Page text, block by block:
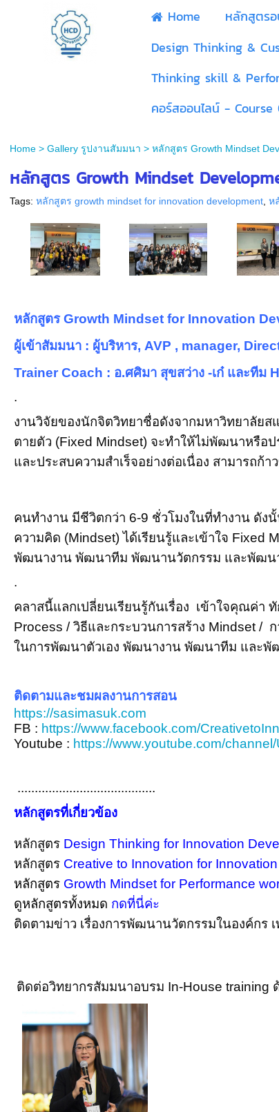
Home หลักสูตร
Design Thinking &
Thinking skill &
คอร์สออนไลน์ - Course
Home> Gallery รูปงานสัมมนา > หลักสูตร Growth Mindset
หลักสูตร Growth Mindset
Tags: หลักสูตร growth mindset for innovation development ห
หลักสูตร Growth Mindset for Innovation
ผู้เข้าสัมมนา : ผู้บริหาร, AVP , manager,
Trainer Coach : อ.ศศิมา สุขสว่าง -เก๋ และทีม
.
งานวิจัยของนักจิตวิทยาชื่อดังจากมหาวิทยาลัย
ตายตัว (Fixed Mindset) จะทำให้ไม่พัฒนาหรือป
และประสบความสำเร็จอย่างต่อเนื่อง สามารถก้
คนทำงาน มีชีวิตกว่า 6-9 ชั่วโมงในที่ทำงาน ดัง
ความคิด (Mindset) ได้เรียนรู้และเข้าใจ
พัฒนางาน พัฒนาทีม พัฒนานวัตกรรม และพัฒน
.
คลาสนี้แลกเปลี่ยนเรียนรู้กันเรื่อง เข้าใจคุณค่า
Process / วิธีและกระบวนการสร้าง Mindset /
ในการพัฒนาตัวเอง พัฒนางาน พัฒนาทีม และพั
ติดตามและชมผลงานการสอน
https://sasimasuk.com
FB : https://www.facebook.com/
Youtube : https://www.youtube.com/
........................................
หลักสูตรที่เกี่ยวข้อง
หลักสูตร Design Thinking for Innovation
หลักสูตร Creative to Innovation for
หลักสูตร Growth Mindset for Performance
ดูหลักสูตรทั้งหมด กดที่นี่ค่ะ
ติดตามข่าว เรื่องการพัฒนานวัตกรรมในองค์กร
ติดต่อวิทยากรสัมมนาอบรม In-House